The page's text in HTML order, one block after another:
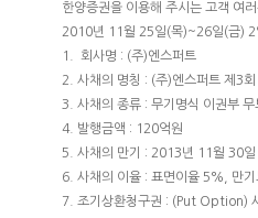
한양증권을 이용해 주시는 고객 여
2010년 11월 25일(목)~26일(금)
1. 회사명 : (주)엔스퍼트
2. 사채의 명칭 : (주)엔스퍼트 제3
3. 사채의 종류 : 무기명식 이권부 무
4. 발행금액 : 120억원
5. 사채의 만기 : 2013년 11월 30일
6. 사채의 이율 : 표면이율 5%, 만
7. 조기상환청구권 : (Put Option)